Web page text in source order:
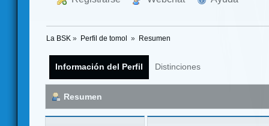
La BSK » Perfil de tomol » Resumen
Información del Perfil Distinciones
Resumen